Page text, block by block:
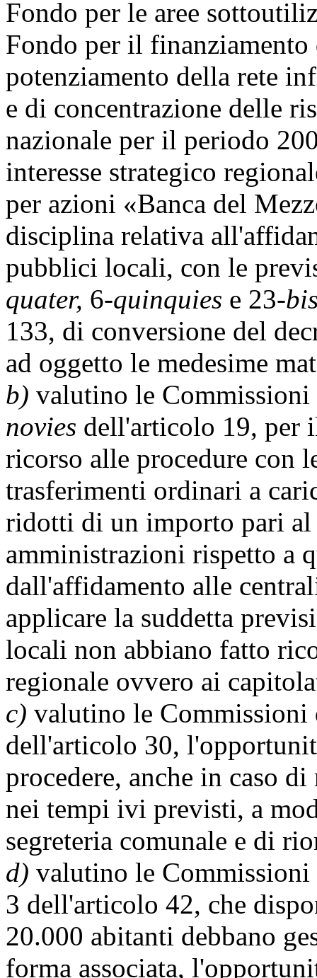
Fondo per le aree
Fondo per il
potenziamento della rete
e di concentrazione delle
nazionale per il periodo
interesse strategico
per azioni «Banca del
disciplina relativa
pubblici locali, con le
quater, 6-quinquies e 23-
133, di conversione del
ad oggetto le medesime
b) valutino le
novies dell'articolo 19, per
ricorso alle procedure con
trasferimenti ordinari a
ridotti di un importo pari al
amministrazioni rispetto a
dall'affidamento alle
applicare la suddetta
locali non abbiano fatto
regionale ovvero ai
c) valutino le Commissioni
dell'articolo 30,
procedere, anche in caso
nei tempi ivi previsti, a
segreteria comunale e di
d) valutino le
3 dell'articolo 42, che
20.000 abitanti debbano
forma associata,